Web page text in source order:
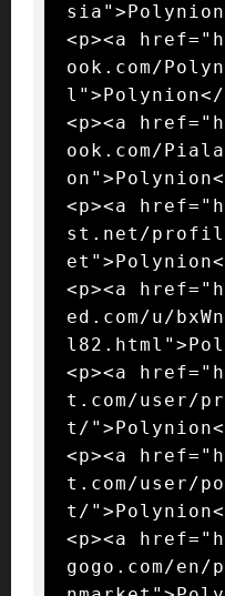
<p><a
ook.com/
l">Polynion</
<p><a
ook.com/
<p><a
st.net/
<p><a
ed.com/u/
<p><a
t.com/user/
t/
<p><a
t.com/user/
t/
<p><a
gogo.com/